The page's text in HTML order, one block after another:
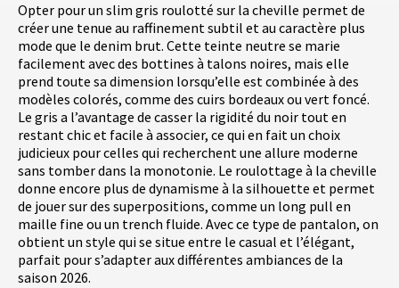
Opter pour un slim gris roulotté sur la cheville permet de
créer une tenue au raffinement subtil et au caractère plus
mode que le denim brut. Cette teinte neutre se marie
facilement avec des bottines à talons noires, mais elle
prend toute sa dimension lorsqu’elle est combinée à des
modèles colorés, comme des cuirs bordeaux ou vert foncé.
Le gris a l’avantage de casser la rigidité du noir tout en
restant chic et facile à associer, ce qui en fait un choix
judicieux pour celles qui recherchent une allure moderne
sans tomber dans la monotonie. Le roulottage à la cheville
donne encore plus de dynamisme à la silhouette et permet
de jouer sur des superpositions, comme un long pull en
maille fine ou un trench fluide. Avec ce type de pantalon, on
obtient un style qui se situe entre le casual et l’élégant,
parfait pour s’adapter aux différentes ambiances de la
saison 2026.